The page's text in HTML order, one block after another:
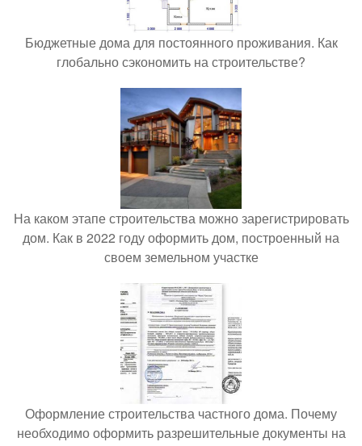
Бюджетные дома для постоянного проживания. Как
глобально сэкономить на строительстве?
На каком этапе строительства можно зарегистрировать
дом. Как в 2022 году оформить дом, построенный на
своем земельном участке
Оформление строительства частного дома. Почему
необходимо оформить разрешительные документы на